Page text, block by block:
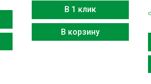
В 1 клик
В корзину